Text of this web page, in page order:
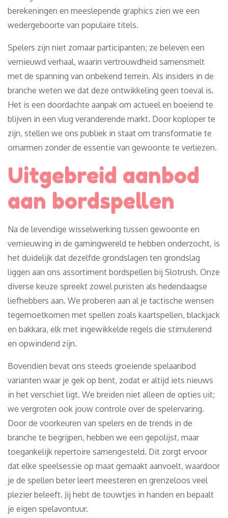
berekeningen en meeslepende graphics zien we een
wedergeboorte van populaire titels.
Spelers zijn niet zomaar participanten; ze beleven een
vernieuwd verhaal, waarin vertrouwdheid samensmelt
met de spanning van onbekend terrein. Als insiders in de
branche weten we dat deze ontwikkeling geen toeval is.
Het is een doordachte aanpak om actueel en boeiend te
blijven in een vlug veranderende markt. Door koploper te
zijn, stellen we ons publiek in staat om transformatie te
omarmen zonder de essentie van gewoonte te verliezen.
Uitgebreid aanbod
aan bordspellen
Na de levendige wisselwerking tussen gewoonte en
vernieuwing in de gamingwereld te hebben onderzocht, is
het duidelijk dat dezelfde grondslagen ten grondslag
liggen aan ons assortiment bordspellen bij Slotrush. Onze
diverse keuze spreekt zowel puristen als hedendaagse
liefhebbers aan. We proberen aan al je tactische wensen
tegemoetkomen met spellen zoals kaartspellen, blackjack
en bakkara, elk met ingewikkelde regels die stimulerend
en opwindend zijn.
Bovendien bevat ons steeds groeiende spelaanbod
varianten waar je gek op bent, zodat er altijd iets nieuws
in het verschiet ligt. We breiden niet alleen de opties uit;
we vergroten ook jouw controle over de spelervaring.
Door de voorkeuren van spelers en de trends in de
branche te begrijpen, hebben we een gepolijst, maar
toegankelijk repertoire samengesteld. Dit zorgt ervoor
dat elke speelsessie op maat gemaakt aanvoelt, waardoor
je de spellen beter leert meesteren en grenzeloos veel
plezier beleeft. Jij hebt de touwtjes in handen en bepaalt
je eigen spelavontuur.